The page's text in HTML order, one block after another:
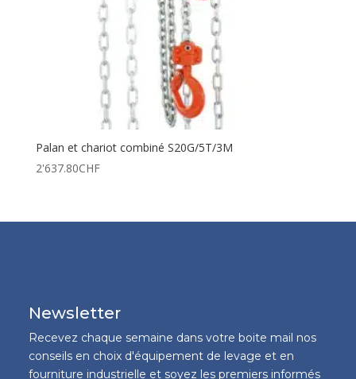
Palan et chariot combiné S20G/5T/3M
2'637.80CHF
Newsletter
Recevez chaque semaine dans votre boite mail nos
conseils en choix d'équipement de levage et en
fourniture industrielle et soyez les premiers informés